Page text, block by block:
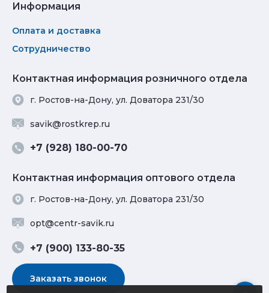
Информация
Оплата и доставка
Сотрудничество
Контактная информация розничного отдела
г. Ростов-на-Дону, ул. Доватора 231/30
savik@rostkrep.ru
+7 (928) 180-00-70
Контактная информация оптового отдела
г. Ростов-на-Дону, ул. Доватора 231/30
opt@centr-savik.ru
+7 (900) 133-80-35
Заказать звонок